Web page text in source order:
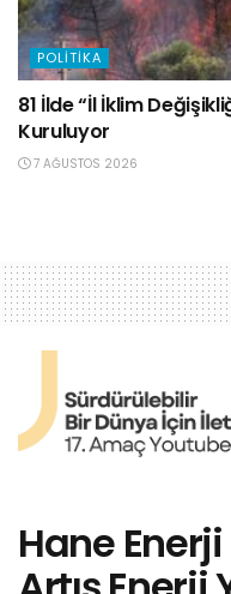
POLITIKA
81 İlde “İl İklim
Kuruluyor
7 AĞUSTOS 2026
Hane